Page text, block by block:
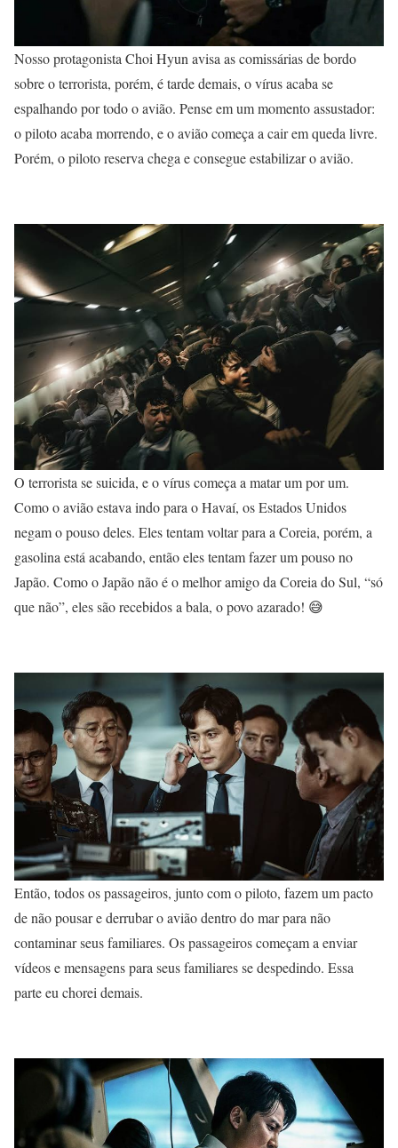
Nosso protagonista Choi Hyun avisa as comissárias de bordo
sobre o terrorista, porém, é tarde demais, o vírus acaba se
espalhando por todo o avião. Pense em um momento assustador:
o piloto acaba morrendo, e o avião começa a cair em queda livre.
Porém, o piloto reserva chega e consegue estabilizar o avião.
O terrorista se suicida, e o vírus começa a matar um por um.
Como o avião estava indo para o Havaí, os Estados Unidos
negam o pouso deles. Eles tentam voltar para a Coreia, porém, a
gasolina está acabando, então eles tentam fazer um pouso no
Japão. Como o Japão não é o melhor amigo da Coreia do Sul, “só
que não”, eles são recebidos a bala, o povo azarado! 😅
Então, todos os passageiros, junto com o piloto, fazem um pacto
de não pousar e derrubar o avião dentro do mar para não
contaminar seus familiares. Os passageiros começam a enviar
vídeos e mensagens para seus familiares se despedindo. Essa
parte eu chorei demais.